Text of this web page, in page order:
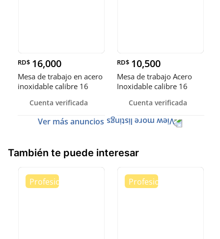
RD$ 16,000
Mesa de trabajo en acero
inoxidable calibre 16
Cuenta verificada
RD$ 10,500
Mesa de trabajo Acero
Inoxidable calibre 16
Cuenta verificada
Ver más anuncios
También te puede interesar